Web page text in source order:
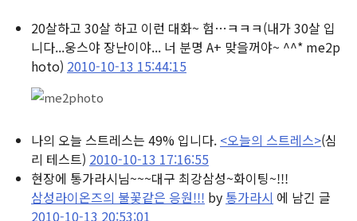
20살하고 30살 하고 이런 대화~ 험…ㅋㅋㅋ(내가 30살 입
니다...웅스야 장난이야... 너 분명 A+ 맞을꺼야~ ^^* me2p
hoto) 2010-10-13 15:44:15
나의 오늘 스트레스는 49% 입니다. <오늘의 스트레스>(심
리 테스트) 2010-10-13 17:16:55
현장에 통가라시님~~~대구 최강삼성~화이팅~!!!
삼성라이온즈의 불꽃같은 응원!!! by 통가라시 에 남긴 글
2010-10-13 20:53:01